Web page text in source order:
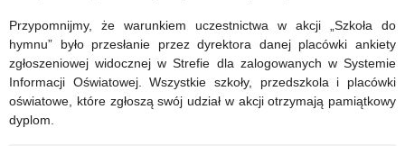
Przypomnijmy, że warunkiem uczestnictwa w akcji „Szkoła do
hymnu” było przesłanie przez dyrektora danej placówki ankiety
zgłoszeniowej widocznej w Strefie dla zalogowanych w Systemie
Informacji Oświatowej. Wszystkie szkoły, przedszkola i placówki
oświatowe, które zgłoszą swój udział w akcji otrzymają pamiątkowy
dyplom.